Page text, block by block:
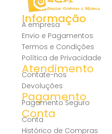
Informação
A empresa
Envio e Pagamentos
Termos e Condições
Política de Privacidade
Atendimento
Contate-nos
Devoluções
Pagamento
Pagamento Seguro
Conta
Conta
Histórico de Compras